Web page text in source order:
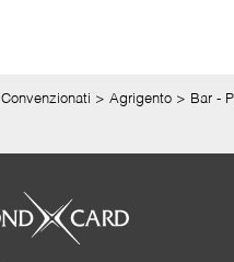
Convenzionati > Agrigento > Bar -